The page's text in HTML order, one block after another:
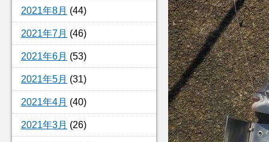
2021年8月 (44)
2021年7月 (46)
2021年6月 (53)
2021年5月 (31)
2021年4月 (40)
2021年3月 (26)